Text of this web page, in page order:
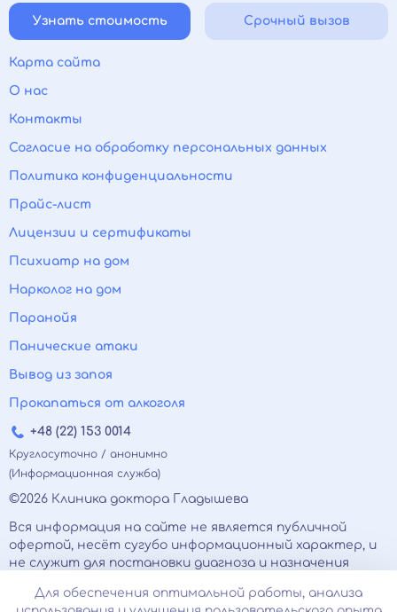
Узнать стоимость Срочный вызов
Карта сайта
О нас
Контакты
Согласие на обработку персональных данных
Политика конфиденциальности
Прайс-лист
Лицензии и сертификаты
Психиатр на дом
Нарколог на дом
Паранойя
Панические атаки
Вывод из запоя
Прокапаться от алкоголя
+48 (22) 153 0014
Круглосуточно / анонимно
(Информационная служба)
©2026 Клиника доктора Гладышева
Вся информация на сайте не является публичной
офертой, несёт сугубо информационный характер, и
не служит для постановки диагноза и назначения
Есть противопоказания, необходимо
Для обеспечения оптимальной работы, анализа